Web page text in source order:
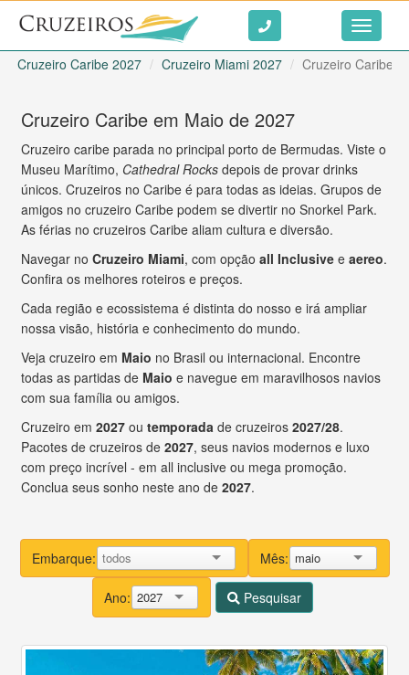
Ir ao conteúdo
Toggle
Cruzeiro Caribe 2027
Cruzeiro Miami 2027 Cruzeiro Caribe
Cruzeiro Caribe em Maio de 2027
Cruzeiro caribe parada no principal porto de Bermudas. Viste o
Museu Marítimo, Cathedral Rocks depois de provar drinks
únicos. Cruzeiros no Caribe é para todas as ideias. Grupos de
amigos no cruzeiro Caribe podem se divertir no Snorkel Park.
As férias no cruzeiros Caribe aliam cultura e diversão.
Navegar no Cruzeiro Miami, com opção all Inclusive e aereo.
Confira os melhores roteiros e preços.
Cada região e ecossistema é distinta do nosso e irá ampliar
nossa visão, história e conhecimento do mundo.
Veja cruzeiro em Maio no Brasil ou internacional. Encontre
todas as partidas de Maio e navegue em maravilhosos navios
com sua família ou amigos.
Cruzeiro em 2027 ou temporada de cruzeiros 2027/28.
Pacotes de cruzeiros de 2027, seus navios modernos e luxo
com preço incrível - em all inclusive ou mega promoção.
Conclua seus sonho neste ano de 2027.
Embarque: Mês: maio
Ano: 2027 Pesquisar